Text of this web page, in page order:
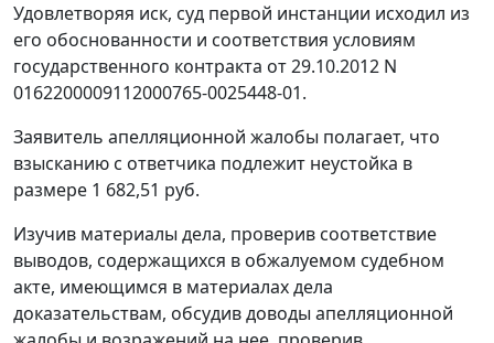
Удовлетворяя иск, суд первой инстанции исходил из
его обоснованности и соответствия условиям
государственного контракта от 29.10.2012 N
0162200009112000765-0025448-01.
Заявитель апелляционной жалобы полагает, что
взысканию с ответчика подлежит неустойка в
размере 1 682,51 руб.
Изучив материалы дела, проверив соответствие
выводов, содержащихся в обжалуемом судебном
акте, имеющимся в материалах дела
доказательствам, обсудив доводы апелляционной